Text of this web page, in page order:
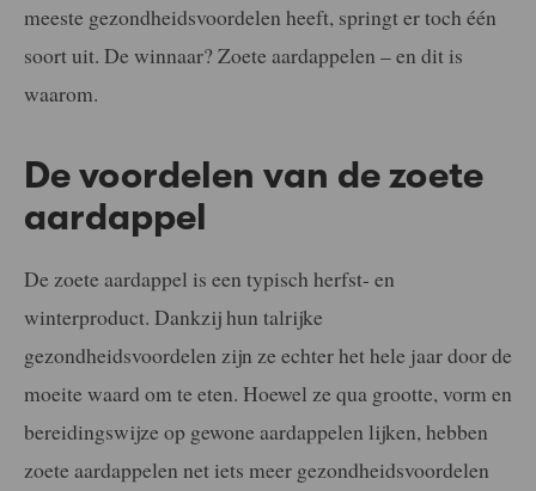
meeste gezondheidsvoordelen heeft, springt er toch één
soort uit. De winnaar? Zoete aardappelen – en dit is
waarom.
De voordelen van de zoete
aardappel
De zoete aardappel is een typisch herfst- en
winterproduct. Dankzij hun talrijke
gezondheidsvoordelen zijn ze echter het hele jaar door de
moeite waard om te eten. Hoewel ze qua grootte, vorm en
bereidingswijze op gewone aardappelen lijken, hebben
zoete aardappelen net iets meer gezondheidsvoordelen